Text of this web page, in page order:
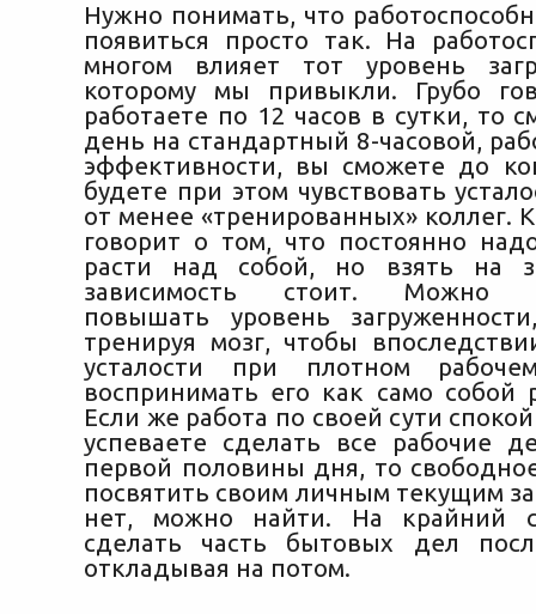
Нужно понимать, что
появиться просто так. На
многом влияет тот уровень
которому мы привыкли. Грубо
работаете по 12 часов в сутки, то
день на стандартный 8-часовой,
эффективности, вы сможете до
будете при этом чувствовать
от менее «тренированных» коллег.
говорит о том, что постоянно
расти над собой, но взять на
зависимость стоит. Можно
повышать уровень
тренируя мозг, чтобы
усталости при плотном
воспринимать его как само собой
Если же работа по своей сути
успеваете сделать все рабочие
первой половины дня, то
посвятить своим личным текущим
нет, можно найти. На крайний
сделать часть бытовых дел
откладывая на потом.